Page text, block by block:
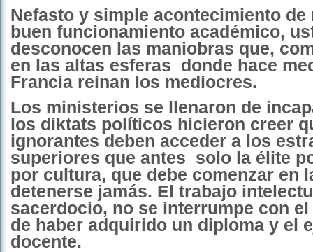
Nefasto y simple acontecimiento de
buen funcionamiento académico,
desconocen las maniobras que,
en las altas esferas donde hace
Francia reinan los mediocres.
Los ministerios se llenaron de
los diktats políticos hicieron creer
ignorantes deben acceder a los
superiores que antes solo la élite
por cultura, que debe comenzar en
detenerse jamás. El trabajo
sacerdocio, no se interrumpe con
de haber adquirido un diploma y el
docente.